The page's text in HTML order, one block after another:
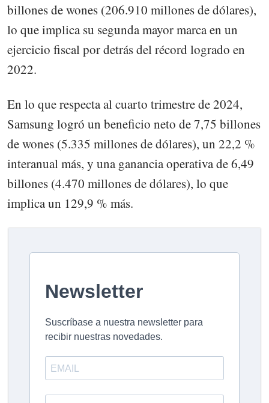
billones de wones (206.910 millones de dólares),
lo que implica su segunda mayor marca en un
ejercicio fiscal por detrás del récord logrado en
2022.
En lo que respecta al cuarto trimestre de 2024,
Samsung logró un beneficio neto de 7,75 billones
de wones (5.335 millones de dólares), un 22,2 %
interanual más, y una ganancia operativa de 6,49
billones (4.470 millones de dólares), lo que
implica un 129,9 % más.